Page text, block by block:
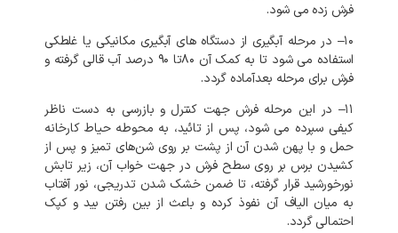
فرش زده می شود.
۱۰– در مرحله آبگیری از دستگاه های آبگیری مکانیکی یا غلطکی
استفاده می شود تا به کمک آن ۸۰تا ۹۰ درصد آب قالی گرفته و
فرش برای مرحله بعدآماده گردد.
۱۱– در این مرحله فرش جهت کنترل و بازرسی به دست ناظر
کیفی سپرده می شود، پس از تائید، به محوطه حیاط کارخانه
حمل و با پهن شدن آن از پشت بر روی شن‌های تمیز و پس از
کشیدن برس بر روی سطح فرش در جهت خواب آن، زیر تابش
نورخورشید قرار گرفته، تا ضمن خشک شدن تدریجی، نور آفتاب
به میان الیاف آن نفوذ کرده و باعث از بین رفتن بید و کپک
احتمالی گردد.